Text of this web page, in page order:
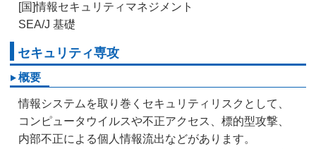
[国]情報セキュリティマネジメント
SEA/J 基礎
セキュリティ専攻
概要
情報システムを取り巻くセキュリティリスクとして、
コンピュータウイルスや不正アクセス、標的型攻撃、
内部不正による個人情報流出などがあります。